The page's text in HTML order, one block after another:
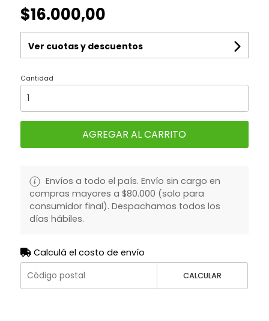
$16.000,00
Ver cuotas y descuentos
Cantidad
AGREGAR AL CARRITO
Envíos a todo el país. Envío sin cargo en
compras mayores a $80.000 (solo para
consumidor final). Despachamos todos los
días hábiles.
Calculá el costo de envío
CALCULAR